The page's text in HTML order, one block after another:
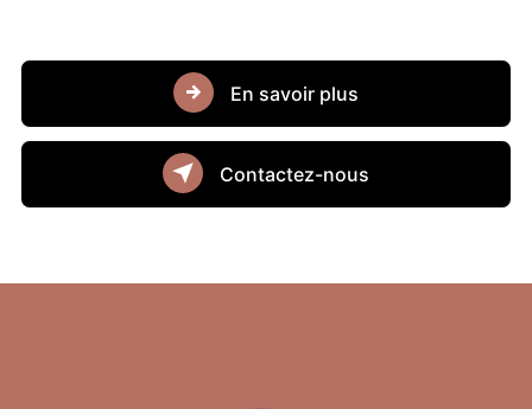
En savoir plus
Contactez-nous